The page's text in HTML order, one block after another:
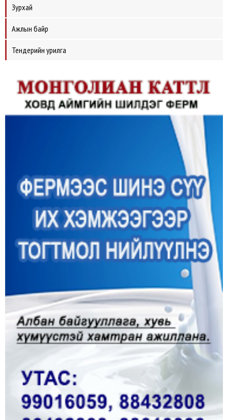
Зурхай
Ажлын байр
Тендерийн урилга